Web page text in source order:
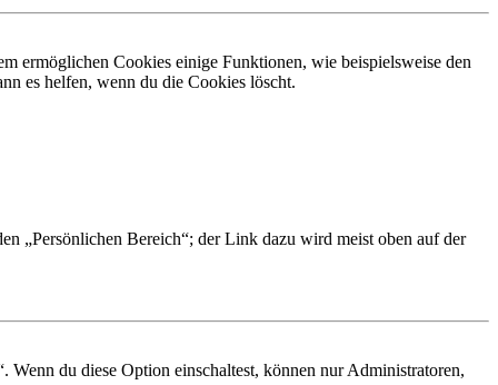
ermöglichen Cookies einige Funktionen, wie beispielsweise den
es helfen, wenn du die Cookies löscht.
„Persönlichen Bereich“; der Link dazu wird meist oben auf der
du diese Option einschaltest, können nur Administratoren,